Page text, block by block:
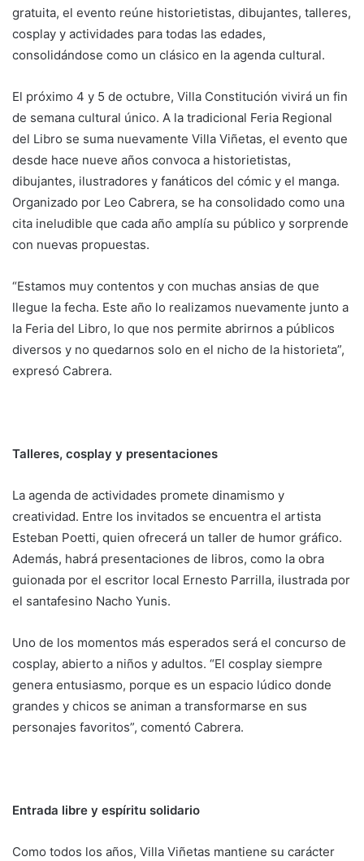
gratuita, el evento reúne historietistas, dibujantes, talleres,
cosplay y actividades para todas las edades,
consolidándose como un clásico en la agenda cultural.
El próximo 4 y 5 de octubre, Villa Constitución vivirá un fin
de semana cultural único. A la tradicional Feria Regional
del Libro se suma nuevamente Villa Viñetas, el evento que
desde hace nueve años convoca a historietistas,
dibujantes, ilustradores y fanáticos del cómic y el manga.
Organizado por Leo Cabrera, se ha consolidado como una
cita ineludible que cada año amplía su público y sorprende
con nuevas propuestas.
“Estamos muy contentos y con muchas ansias de que
llegue la fecha. Este año lo realizamos nuevamente junto a
la Feria del Libro, lo que nos permite abrirnos a públicos
diversos y no quedarnos solo en el nicho de la historieta”,
expresó Cabrera.
Talleres, cosplay y presentaciones
La agenda de actividades promete dinamismo y
creatividad. Entre los invitados se encuentra el artista
Esteban Poetti, quien ofrecerá un taller de humor gráfico.
Además, habrá presentaciones de libros, como la obra
guionada por el escritor local Ernesto Parrilla, ilustrada por
el santafesino Nacho Yunis.
Uno de los momentos más esperados será el concurso de
cosplay, abierto a niños y adultos. “El cosplay siempre
genera entusiasmo, porque es un espacio lúdico donde
grandes y chicos se animan a transformarse en sus
personajes favoritos”, comentó Cabrera.
Entrada libre y espíritu solidario
Como todos los años, Villa Viñetas mantiene su carácter